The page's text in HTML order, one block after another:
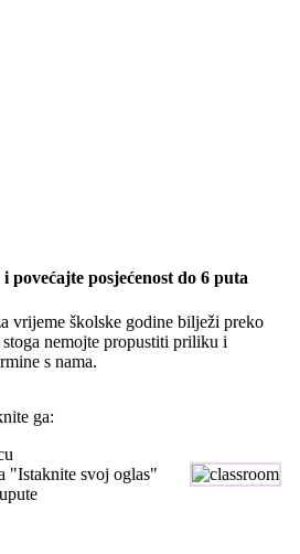
povećajte posjećenost do 6 puta
vrijeme školske godine bilježi preko
nemojte propustiti priliku i
s nama.
ga:
"Istaknite svoj oglas"